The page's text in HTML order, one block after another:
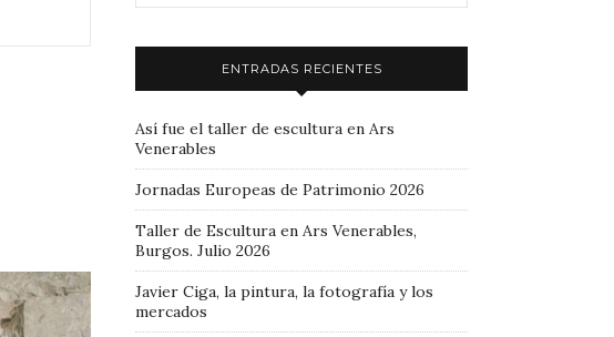
ENTRADAS RECIENTES
Así fue el taller de escultura en Ars
Venerables
Jornadas Europeas de Patrimonio 2026
Taller de Escultura en Ars Venerables,
Burgos. Julio 2026
Javier Ciga, la pintura, la fotografía y los
mercados